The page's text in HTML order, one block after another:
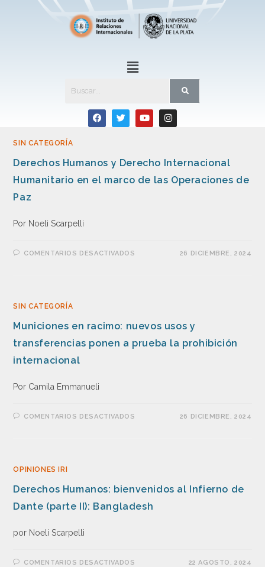
SIN CATEGORÍA
Derechos Humanos y Derecho Internacional
Humanitario en el marco de las Operaciones de
Paz
Por Noeli Scarpelli
COMENTARIOS DESACTIVADOS 26 DICIEMBRE, 2024
SIN CATEGORÍA
Municiones en racimo: nuevos usos y
transferencias ponen a prueba la prohibición
internacional
Por Camila Emmanueli
COMENTARIOS DESACTIVADOS 26 DICIEMBRE, 2024
OPINIONES IRI
Derechos Humanos: bienvenidos al Infierno de
Dante (parte II): Bangladesh
por Noeli Scarpelli
COMENTARIOS DESACTIVADOS 22 AGOSTO, 2024